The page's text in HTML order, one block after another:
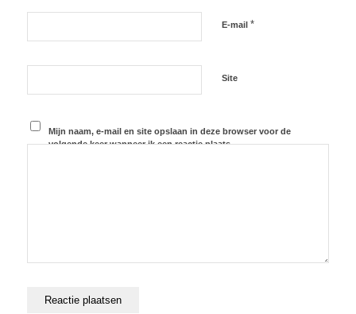
E-mail *
Site
Mijn naam, e-mail en site opslaan in deze browser voor de
volgende keer wanneer ik een reactie plaats.